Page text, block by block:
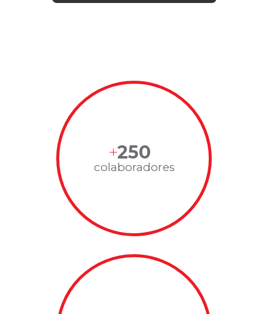
250
colaboradores